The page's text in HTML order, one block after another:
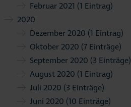
Februar 2021 (1 Eintrag)
2020
Dezember 2020 (1 Eintrag)
Oktober 2020 (7 Einträge)
September 2020 (3 Einträge)
August 2020 (1 Eintrag)
Juli 2020 (3 Einträge)
Juni 2020 (10 Einträge)